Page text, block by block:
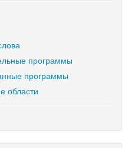
программы
программы
области